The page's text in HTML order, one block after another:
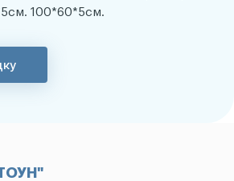
100*60*5см.